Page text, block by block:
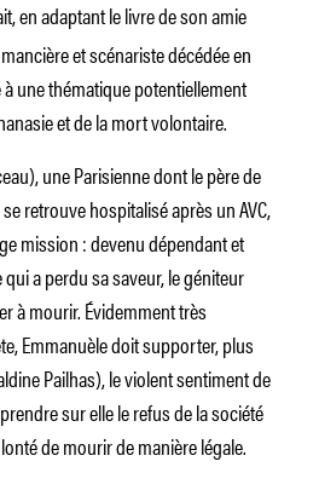
en adaptant le livre de son amie
et scénariste décédée en
une thématique potentiellement
et de la mort volontaire.
une Parisienne dont le père de
retrouve hospitalisé après un AVC,
mission : devenu dépendant et
a perdu sa saveur, le géniteur
à mourir. Évidemment très
Emmanuèle doit supporter, plus
Pailhas), le violent sentiment de
sur elle le refus de la société
de mourir de manière légale.